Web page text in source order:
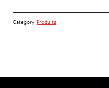
Category: Produits